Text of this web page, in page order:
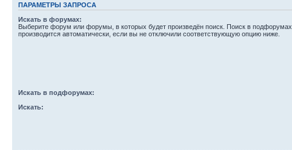
ПАРАМЕТРЫ ЗАПРОСА
Искать в форумах:
Выберите форум или форумы, в которых будет произведён поиск. Поиск в подфорумах
производится автоматически, если вы не отключили соответствующую опцию ниже.
Искать в подфорумах:
Искать: